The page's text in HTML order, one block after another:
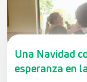
Una Navidad
esperanza en